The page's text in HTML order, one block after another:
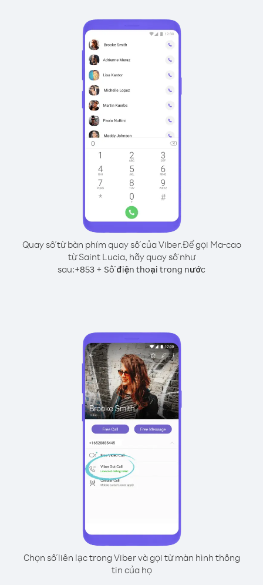
Quay số từ bàn phím quay số của Viber.Để gọi Ma-cao
từ Saint Lucia, hãy quay số như
sau:+853 + Số điện thoại trong nước
Chọn số liên lạc trong Viber và gọi từ màn hình thông
tin của họ